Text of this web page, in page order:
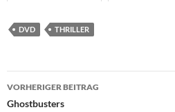
DVD THRILLER
Beitragsnavigation
VORHERIGER BEITRAG
Ghostbusters